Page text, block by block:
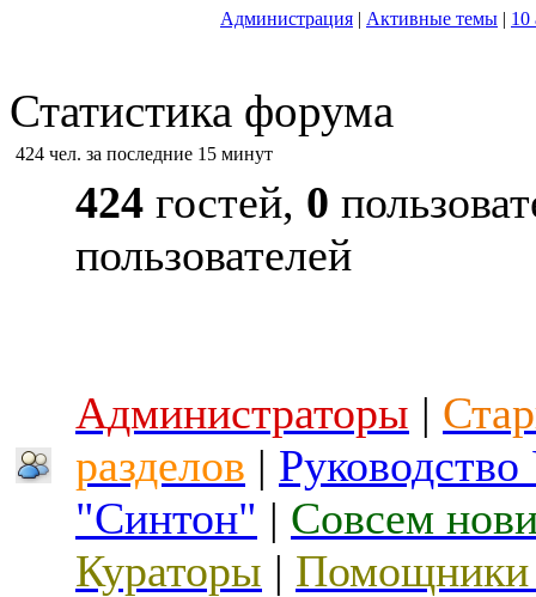
Администрация | Активные темы | 10
Статистика форума
424 чел. за последние 15 минут
424 гостей, 0
пользователей
Администраторы |
разделов |
"Синтон" | Совсем
Кураторы | Помощники